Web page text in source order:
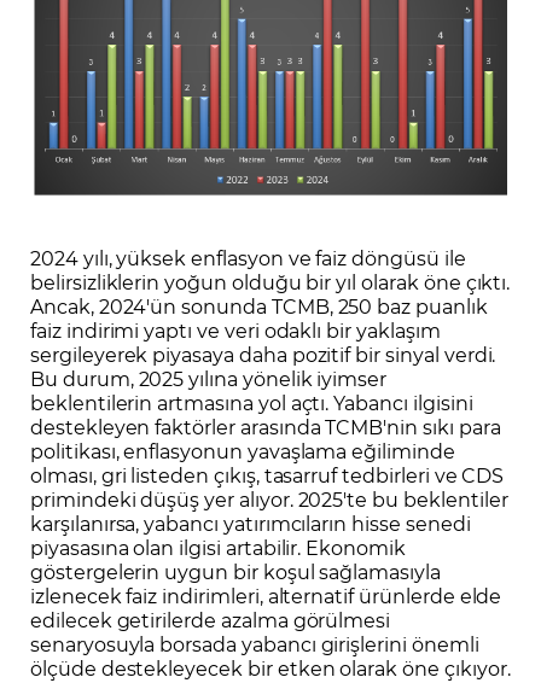
2024 yılı, yüksek enflasyon ve faiz döngüsü ile
belirsizliklerin yoğun olduğu bir yıl olarak öne çıktı.
Ancak, 2024'ün sonunda TCMB, 250 baz puanlık
faiz indirimi yaptı ve veri odaklı bir yaklaşım
sergileyerek piyasaya daha pozitif bir sinyal verdi.
Bu durum, 2025 yılına yönelik iyimser
beklentilerin artmasına yol açtı. Yabancı ilgisini
destekleyen faktörler arasında TCMB'nin sıkı para
politikası, enflasyonun yavaşlama eğiliminde
olması, gri listeden çıkış, tasarruf tedbirleri ve CDS
primindeki düşüş yer alıyor. 2025'te bu beklentiler
karşılanırsa, yabancı yatırımcıların hisse senedi
piyasasına olan ilgisi artabilir. Ekonomik
göstergelerin uygun bir koşul sağlamasıyla
izlenecek faiz indirimleri, alternatif ürünlerde elde
edilecek getirilerde azalma görülmesi
senaryosuyla borsada yabancı girişlerini önemli
ölçüde destekleyecek bir etken olarak öne çıkıyor.